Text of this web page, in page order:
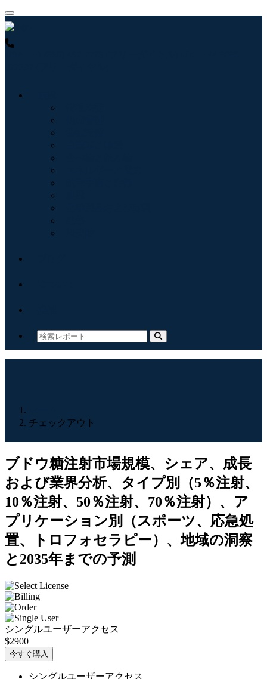
チェックアウト
ブドウ糖注射市場規模、シェア、成長
および業界分析、タイプ別（5％注射、
10％注射、50％注射、70％注射）、ア
プリケーション別（スポーツ、応急処
置、トロフォセラピー）、地域の洞察
と2035年までの予測
シングルユーザーアクセス
$2900
今すぐ購入
シングルユーザーアクセス